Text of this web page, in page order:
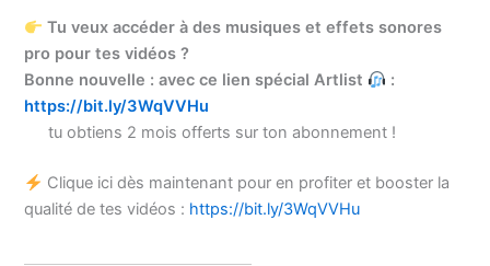
Tu veux accéder à des musiques et effets sonores
pro pour tes vidéos ?
Bonne nouvelle : avec ce lien spécial Artlist
:
https://bit.ly/3WqVVHu
tu obtiens 2 mois offerts sur ton abonnement !
Clique ici dès maintenant pour en profiter et booster la
qualité de tes vidéos : https://bit.ly/3WqVVHu